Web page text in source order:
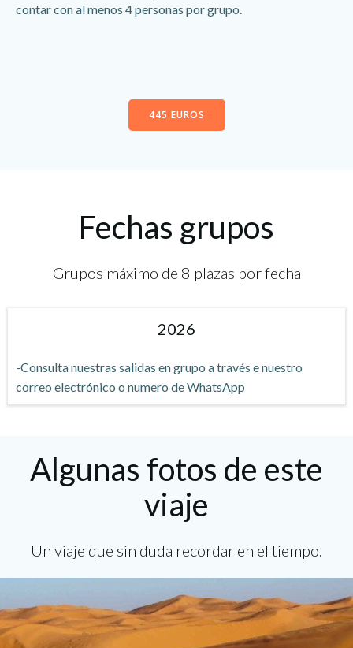
contar con al menos 4 personas por grupo.
445 EUROS
Fechas grupos
Grupos máximo de 8 plazas por fecha
2026
-Consulta nuestras salidas en grupo a través e nuestro
correo electrónico o numero de WhatsApp
Algunas fotos de este
viaje
Un viaje que sin duda recordar en el tiempo.